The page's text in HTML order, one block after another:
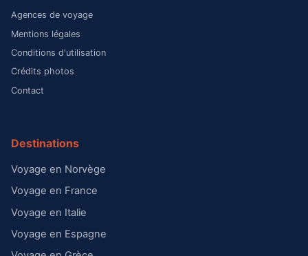
Agences de voyage
Mentions légales
Conditions d'utilisation
Crédits photos
Contact
Destinations
Voyage en Norvège
Voyage en France
Voyage en Italie
Voyage en Espagne